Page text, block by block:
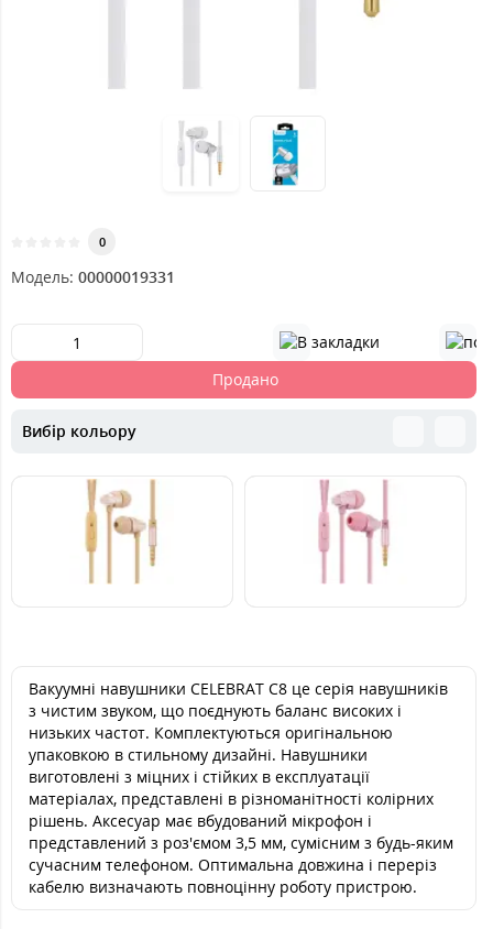
0
Модель: 00000019331
Продано
Вибір кольору
Вакуумні навушники CELEBRAT C8 це серія навушників
з чистим звуком, що поєднують баланс високих і
низьких частот. Комплектуються оригінальною
упаковкою в стильному дизайні. Навушники
виготовлені з міцних і стійких в експлуатації
матеріалах, представлені в різноманітності колірних
рішень. Аксесуар має вбудований мікрофон і
представлений з роз'ємом 3,5 мм, сумісним з будь-яким
сучасним телефоном. Оптимальна довжина і переріз
кабелю визначають повноцінну роботу пристрою.